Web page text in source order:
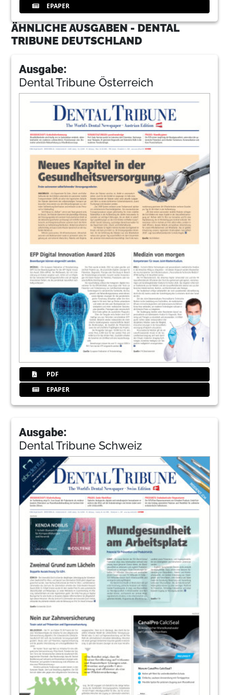
EPAPER
ÄHNLICHE AUSGABEN - DENTAL
TRIBUNE DEUTSCHLAND
Ausgabe:
Dental Tribune Österreich
PDF
EPAPER
Ausgabe:
Dental Tribune Schweiz